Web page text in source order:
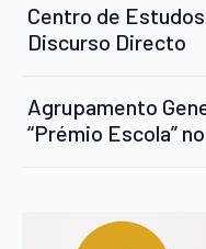
Centro de
Discurso Directo
Agrupamento
“Prémio Escola”